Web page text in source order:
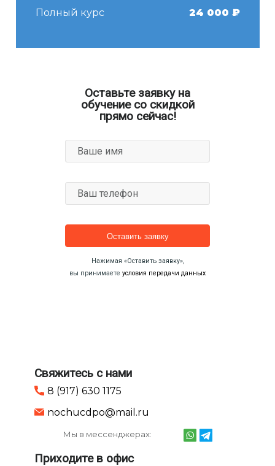
Полный курс 24 000 ₽
Оставьте заявку на
обучение со скидкой
прямо сейчас!
Ваше имя
Ваш телефон
Нажимая «Оставить заявку»,
вы принимаете условия передачи данных
Свяжитесь с нами
8 (917) 630 1175
nochucdpo@mail.ru
Мы в мессенджерах:
Приходите в офис